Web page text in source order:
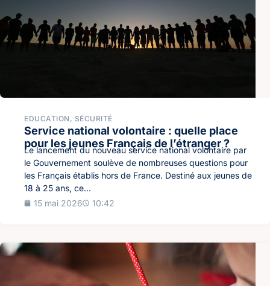
EDUCATION , SÉCURITÉ
Service national volontaire : quelle place
pour les jeunes Français de l’étranger ?
Le lancement du nouveau service national volontaire par
le Gouvernement soulève de nombreuses questions pour
les Français établis hors de France. Destiné aux jeunes de
18 à 25 ans, ce...
15 mai 2026
10:42